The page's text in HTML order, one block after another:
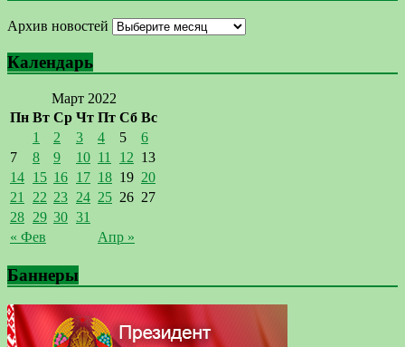
Архив новостей
Календарь
Март 2022
Пн Вт Ср Чт Пт Сб Вс
« Фев Апр »
1 2 3 4 5
6
7
8 9 10 11 12 13
14 15 16 17 18 19 20
21 22 23 24 25 26 27
28 29 30 31
Баннеры